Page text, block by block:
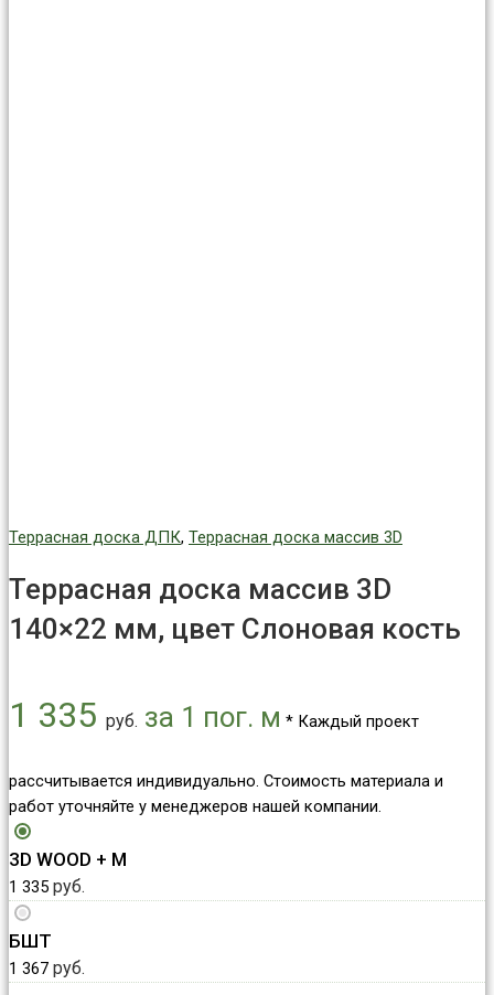
Террасная доска ДПК, Террасная доска массив 3D
Террасная доска массив 3D
140×22 мм, цвет Слоновая кость
1 335 руб. за 1 пог. м * Каждый проект
рассчитывается индивидуально. Стоимость материала и
работ уточняйте у менеджеров нашей компании.
3D WOOD + М
1 335 руб.
БШТ
1 367 руб.